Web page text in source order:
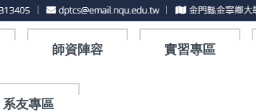
師資陣容 實習專區
系友專區